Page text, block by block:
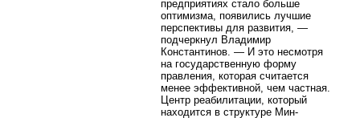
предприятиях стало больше
оптимизма, появились лучшие
перспективы для развития, —
подчеркнул Владимир
Константинов. — И это несмотря
на государственную форму
правления, которая считается
менее эффективной, чем частная.
Центр реабилитации, который
находится в структуре Мин-